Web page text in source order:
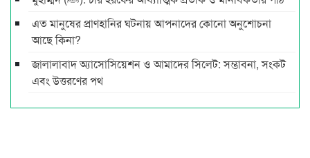
এত মানুষের প্রাণহানির ঘটনায় আপনাদের কোনো অনুশোচনা
আছে কিনা?
জালালাবাদ অ্যাসোসিয়েশন ও আমাদের সিলেট: সম্ভাবনা, সংকট
এবং উত্তরণের পথ